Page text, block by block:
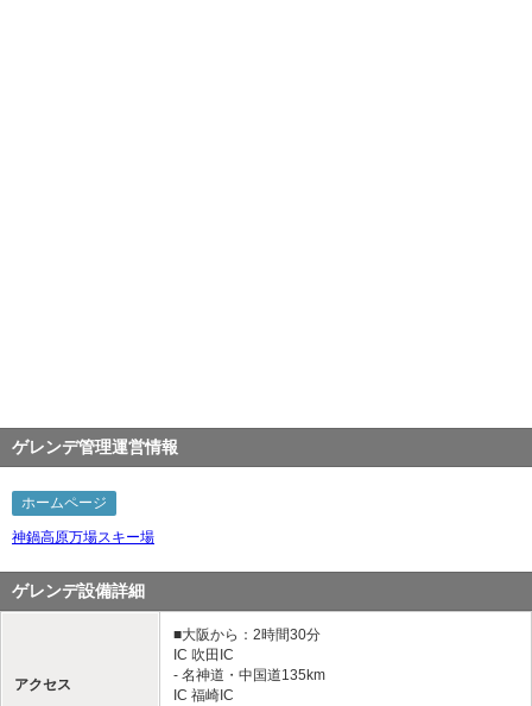
ゲレンデ管理運営情報
ホームページ
神鍋高原万場スキー場
ゲレンデ設備詳細
アクセス
■大阪から：2時間30分
IC 吹田IC
- 名神道・中国道135km
IC 福崎IC